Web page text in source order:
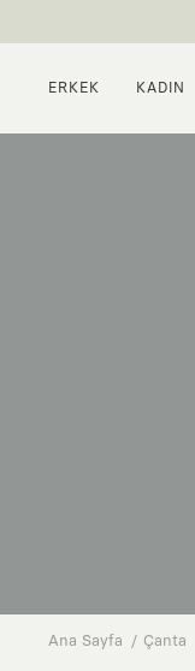
ERKEK KADIN
Ana Sayfa Çanta